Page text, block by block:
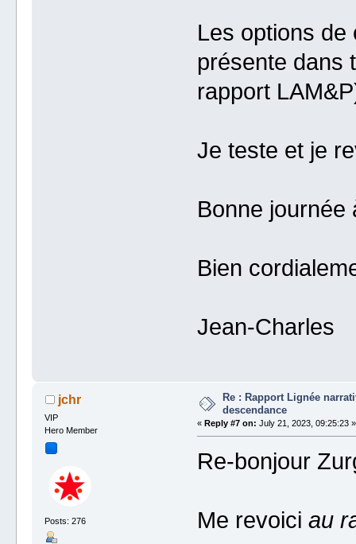
Les options de
présente dans
rapport
Je teste et je
Bonne journée
Bien
Jean-Charles
jchr
VIP
Hero Member
Posts: 276
Re : Rapport Lignée
descendance
« Reply #7 on: July 21, 2023, 09:25:23 »
Re-bonjour
Me revoici au